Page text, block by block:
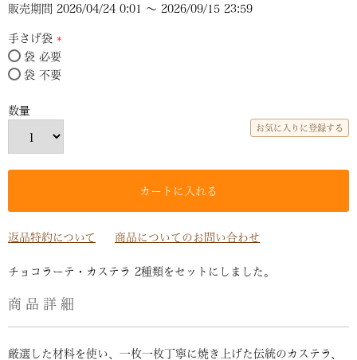
販売期間 2026/04/24 0:01 〜 2026/09/15 23:59
手さげ袋
(必
須)
袋 必要
袋 不要
お気に入りに登録する
カートに入れる
返品特約について 商品についてのお問い合わせ
チョコラーテ・カステラ 2種類をセットにしました。
商品詳細
厳選した材料を使い、一枚一枚丁寧に焼き上げた伝統のカステラ、